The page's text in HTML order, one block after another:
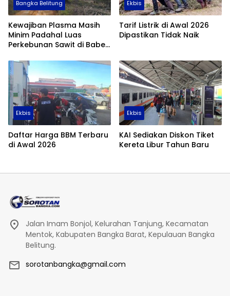
Bangka Belitung
Kewajiban Plasma Masih
Minim Padahal Luas
Perkebunan Sawit di Babel
Ekbis
Tarif Listrik di Awal 2026
Dipastikan Tidak Naik
Ekbis
Daftar Harga BBM Terbaru
di Awal 2026
Ekbis
KAI Sediakan Diskon Tiket
Kereta Libur Tahun Baru
Jalan Imam Bonjol, Kelurahan Tanjung, Kecamatan
Mentok, Kabupaten Bangka Barat, Kepulauan Bangka
Belitung.
sorotanbangka@gmail.com